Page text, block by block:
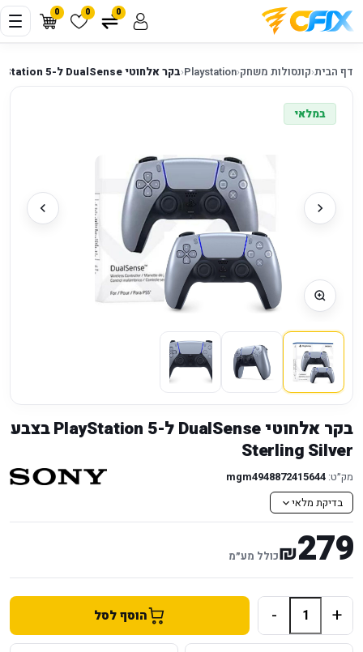
0 0 0
דף הבית‹קונסולות משחק‹
Playstation
‹בקר אלחוטי DualSense ל-PlayStation 5 בצבע Sterling Silver
במלאי
בקר אלחוטי DualSense ל-PlayStation 5 בצבע
Sterling Silver
מק״ט: mgm4948872415644
בדיקת מלאי
279
₪כולל מע״מ
+
- הוסף לסל